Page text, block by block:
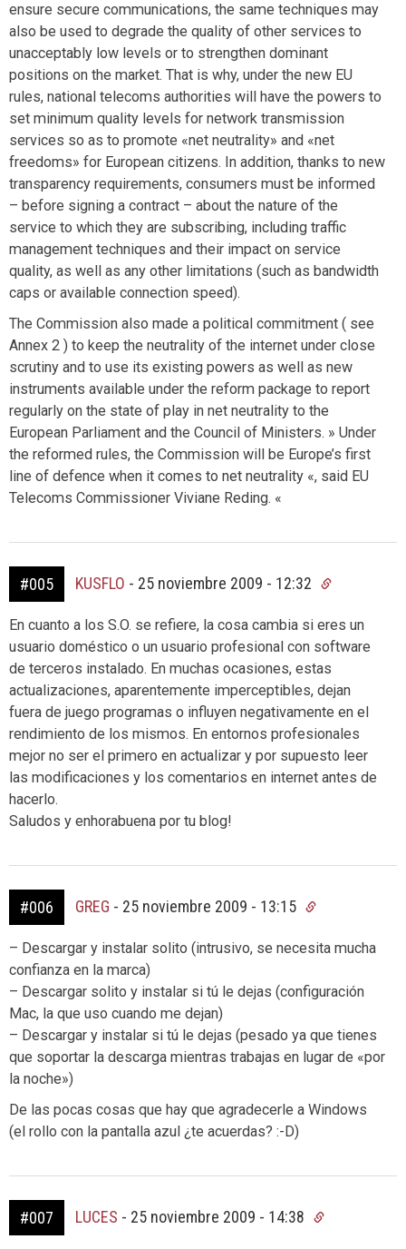
ensure secure communications, the same techniques may
also be used to degrade the quality of other services to
unacceptably low levels or to strengthen dominant
positions on the market. That is why, under the new EU
rules, national telecoms authorities will have the powers to
set minimum quality levels for network transmission
services so as to promote «net neutrality» and «net
freedoms» for European citizens. In addition, thanks to new
transparency requirements, consumers must be informed
– before signing a contract – about the nature of the
service to which they are subscribing, including traffic
management techniques and their impact on service
quality, as well as any other limitations (such as bandwidth
caps or available connection speed).
The Commission also made a political commitment ( see
Annex 2 ) to keep the neutrality of the internet under close
scrutiny and to use its existing powers as well as new
instruments available under the reform package to report
regularly on the state of play in net neutrality to the
European Parliament and the Council of Ministers. » Under
the reformed rules, the Commission will be Europe’s first
line of defence when it comes to net neutrality «, said EU
Telecoms Commissioner Viviane Reding. «
#005 KUSFLO - 25 noviembre 2009 - 12:32
En cuanto a los S.O. se refiere, la cosa cambia si eres un
usuario doméstico o un usuario profesional con software
de terceros instalado. En muchas ocasiones, estas
actualizaciones, aparentemente imperceptibles, dejan
fuera de juego programas o influyen negativamente en el
rendimiento de los mismos. En entornos profesionales
mejor no ser el primero en actualizar y por supuesto leer
las modificaciones y los comentarios en internet antes de
hacerlo.
Saludos y enhorabuena por tu blog!
#006 GREG - 25 noviembre 2009 - 13:15
– Descargar y instalar solito (intrusivo, se necesita mucha
confianza en la marca)
– Descargar solito y instalar si tú le dejas (configuración
Mac, la que uso cuando me dejan)
– Descargar y instalar si tú le dejas (pesado ya que tienes
que soportar la descarga mientras trabajas en lugar de «por
la noche»)
De las pocas cosas que hay que agradecerle a Windows
(el rollo con la pantalla azul ¿te acuerdas? :-D)
#007 LUCES - 25 noviembre 2009 - 14:38